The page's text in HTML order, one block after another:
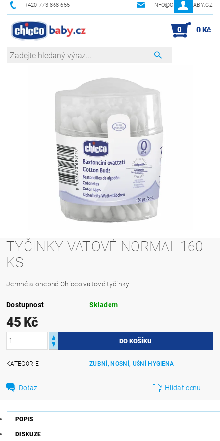
+420 773 868 655 INFO@CHICCOBABY.CZ
0 0 Kč
TYČINKY VATOVÉ NORMAL 160
KS
Jemné a ohebné Chicco vatové tyčinky.
Dostupnost Skladem
45 Kč
KATEGORIE ZUBNÍ, NOSNÍ, UŠNÍ HYGIENA
Dotaz Hlídat cenu
POPIS
DISKUZE